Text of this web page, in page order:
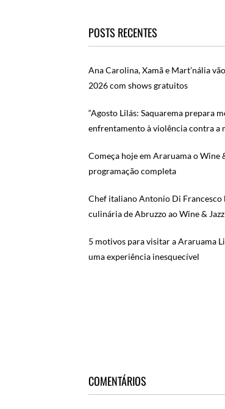
POSTS RECENTES
Ana Carolina, Xamã e Mart’nália
2026 com shows gratuitos
“Agosto Lilás: Saquarema prepara
enfrentamento à violência contra a
Começa hoje em Araruama o Wine
programação completa
Chef italiano Antonio Di Francesco
culinária de Abruzzo ao Wine &
5 motivos para visitar a Araruama
uma experiência inesquecível
COMENTÁRIOS